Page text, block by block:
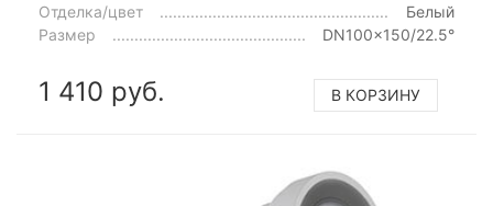
Отделка/цвет
Белый
Размер
DN100x150/22.5°
1 410 руб. В КОРЗИНУ